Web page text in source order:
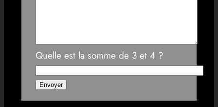
Quelle est la somme de 3 et 4 ?